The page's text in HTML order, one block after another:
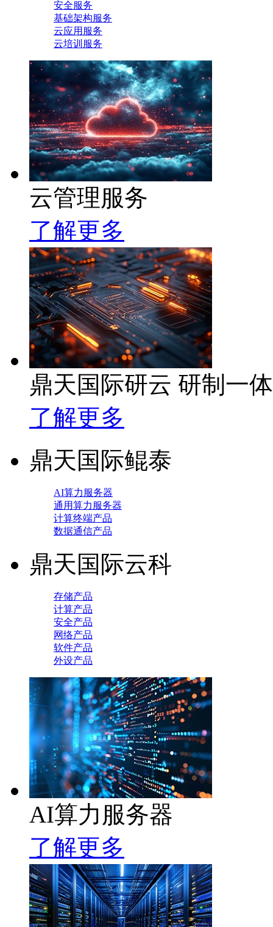
安全服务
基础架构服务
云应用服务
云培训服务
云管理服务
了解更多
鼎天国际研云 研制一
了解更多
鼎天国际鲲泰
AI算力服务器
通用算力服务器
计算终端产品
数据通信产品
鼎天国际云科
存储产品
计算产品
安全产品
网络产品
软件产品
外设产品
AI算力服务器
了解更多